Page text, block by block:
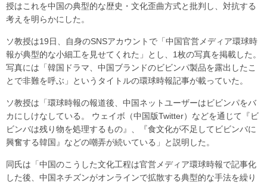
授はこれを中国の典型的な歴史・文化歪曲方式と批判し、対抗する
考えを明らかにした。
ソ教授は19日、自身のSNSアカウントで「中国官営メディア環球時
報が典型的な小細工を見せてくれた」とし、1枚の写真を掲載した。
写真には「韓国ドラマ、中国ブランドのビビンパ製品を露出したこ
とで非難を呼ぶ」というタイトルの環球時報記事が載っていた。
ソ教授は「環球時報の報道後、中国ネットユーザーはビビンパをバ
カにしけなしている。 ウェイボ（中国版Twitter）などを通じて『ビ
ビンバは残り物を処理するもの』、『食文化が不足してビビンバに
興奮する韓国』などの嘲弄が続いている」と説明した。
同氏は「中国のこうした文化工程は官営メディア環球時報で記事化
した後、中国ネチズンがオンラインで拡散する典型的な手法を繰り